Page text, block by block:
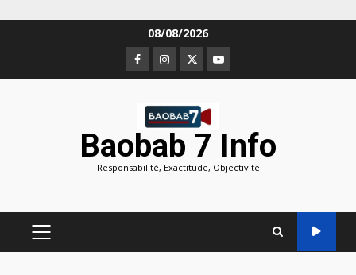
08/08/2026
Facebook
Instagram
TwitterYoutube
Baobab 7 Info
Responsabilité, Exactitude, Objectivité
MENU
PRINCIPAL